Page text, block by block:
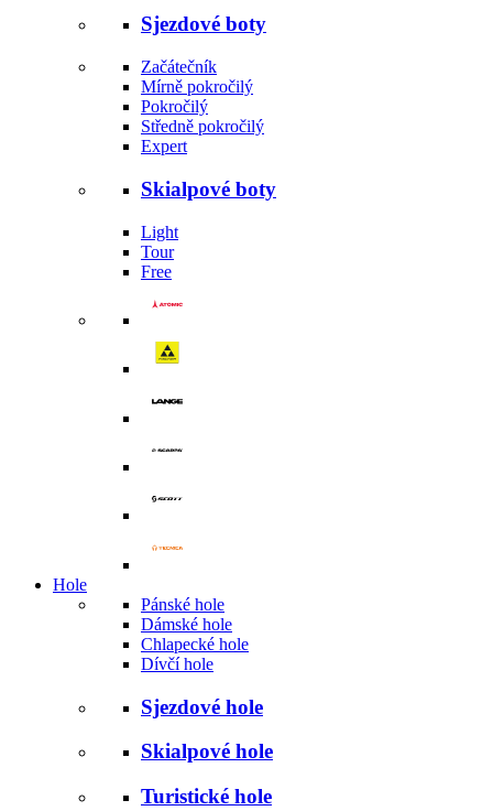
Sjezdové boty
Začátečník
Mírně pokročilý
Pokročilý
Středně pokročilý
Expert
Skialpové boty
Light
Tour
Free
Hole
Pánské hole
Dámské hole
Chlapecké hole
Dívčí hole
Sjezdové hole
Skialpové hole
Turistické hole